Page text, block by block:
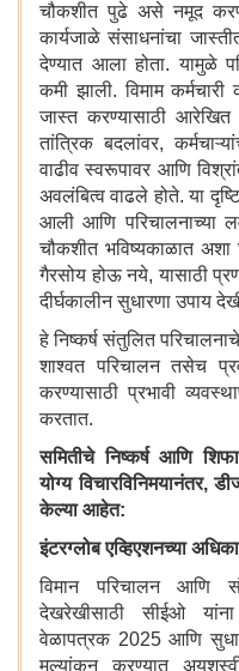
चौकशीत पुढे असे नमूद
कार्यजाळे संसाधनांचा
देण्यात आला होता. यामुळे
कमी झाली. विमाम कर्मचारी
जास्त करण्यासाठी आरेखित
तांत्रिक बदलांवर,
वाढीव स्वरूपावर आणि
अवलंबित्व वाढले होते. या
आली आणि परिचालनाच्या
चौकशीत भविष्यकाळात
गैरसोय होऊ नये, यासाठी
दीर्घकालीन सुधारणा उपाय
हे निष्कर्ष संतुलित
शाश्वत परिचालन तसेच
करण्यासाठी प्रभावी
करतात.
समितीचे निष्कर्ष आणि
योग्य विचारविनिमयानंतर,
केल्या आहेत:
इंटरग्लोब एव्हिएशनच्या
विमान परिचालन आणि
देखरेखीसाठी सीईओ यांना
वेळापत्रक 2025 आणि
मूल्यांकन करण्यात